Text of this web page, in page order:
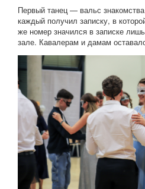
Первый танец — вальс
каждый получил записку, в
же номер значился в записке
зале. Кавалерам и дамам